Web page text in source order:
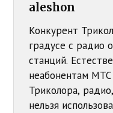
aleshon
Конкурент
градусе с радио
станций.
неабонентам
Триколора,
нельзя